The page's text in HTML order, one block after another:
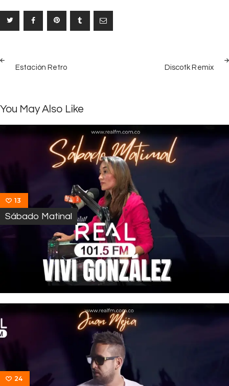
Navegación
dePOST
Estación Retro Discotk Remix
You May Also Like
13
Sábado Matinal
24